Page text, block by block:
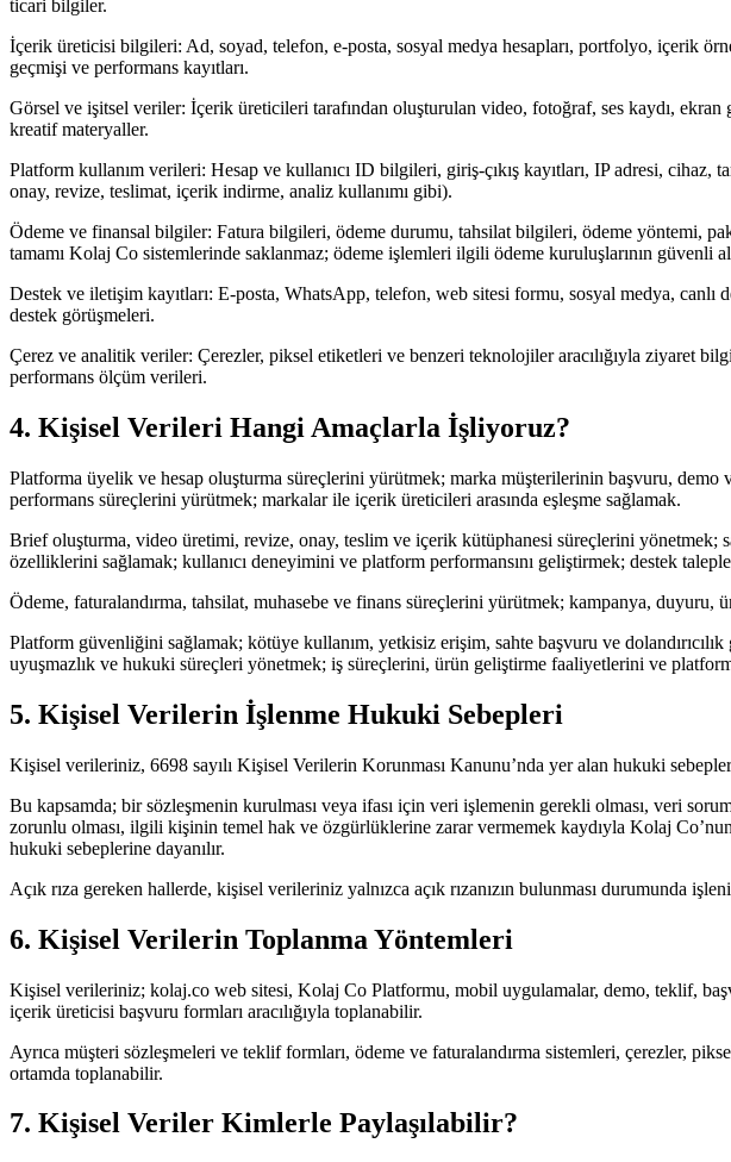
ticari bilgiler.
İçerik üreticisi bilgileri: Ad, soyad, telefon, e-posta, sosyal medya hesapları, portfolyo, içerik
geçmişi ve performans kayıtları.
Görsel ve işitsel veriler: İçerik üreticileri tarafından oluşturulan video, fotoğraf, ses kaydı,
kreatif materyaller.
Platform kullanım verileri: Hesap ve kullanıcı ID bilgileri, giriş-çıkış kayıtları, IP adresi,
onay, revize, teslimat, içerik indirme, analiz kullanımı gibi).
Ödeme ve finansal bilgiler: Fatura bilgileri, ödeme durumu, tahsilat bilgileri, ödeme yöntemi,
tamamı Kolaj Co sistemlerinde saklanmaz; ödeme işlemleri ilgili ödeme kuruluşlarının güvenli
Destek ve iletişim kayıtları: E-posta, WhatsApp, telefon, web sitesi formu, sosyal medya,
destek görüşmeleri.
Çerez ve analitik veriler: Çerezler, piksel etiketleri ve benzeri teknolojiler aracılığıyla ziyaret
performans ölçüm verileri.
4. Kişisel Verileri Hangi Amaçlarla İşliyoruz?
Platforma üyelik ve hesap oluşturma süreçlerini yürütmek; marka müşterilerinin başvuru,
performans süreçlerini yürütmek; markalar ile içerik üreticileri arasında eşleşme sağlamak.
Brief oluşturma, video üretimi, revize, onay, teslim ve içerik kütüphanesi süreçlerini yönetmek;
özelliklerini sağlamak; kullanıcı deneyimini ve platform performansını geliştirmek; destek
Ödeme, faturalandırma, tahsilat, muhasebe ve finans süreçlerini yürütmek; kampanya,
Platform güvenliğini sağlamak; kötüye kullanım, yetkisiz erişim, sahte başvuru ve
uyuşmazlık ve hukuki süreçleri yönetmek; iş süreçlerini, ürün geliştirme faaliyetlerini ve
5. Kişisel Verilerin İşlenme Hukuki Sebepleri
Kişisel verileriniz, 6698 sayılı Kişisel Verilerin Korunması Kanunu’nda yer alan hukuki
Bu kapsamda; bir sözleşmenin kurulması veya ifası için veri işlemenin gerekli olması, veri
zorunlu olması, ilgili kişinin temel hak ve özgürlüklerine zarar vermemek kaydıyla Kolaj
hukuki sebeplerine dayanılır.
Açık rıza gereken hallerde, kişisel verileriniz yalnızca açık rızanızın bulunması durumunda
6. Kişisel Verilerin Toplanma Yöntemleri
Kişisel verileriniz; kolaj.co web sitesi, Kolaj Co Platformu, mobil uygulamalar, demo, teklif,
içerik üreticisi başvuru formları aracılığıyla toplanabilir.
Ayrıca müşteri sözleşmeleri ve teklif formları, ödeme ve faturalandırma sistemleri, çerezler,
ortamda toplanabilir.
7. Kişisel Veriler Kimlerle Paylaşılabilir?